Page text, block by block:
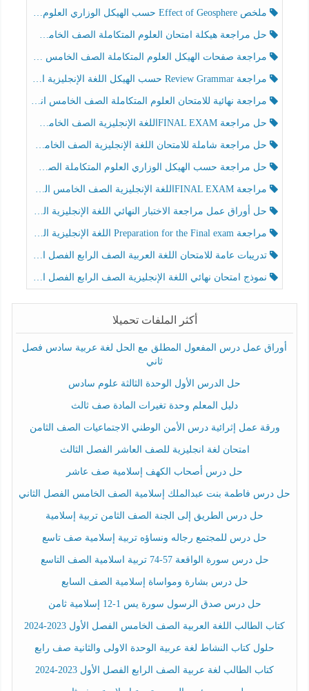
ملخص Effect of Geosphere حسب الهيكل الوزاري العلوم المتكاملة الصف الخامس انسبير الفصل الثالث
حل مراجعة هيكلة امتحان العلوم المتكاملة الصف الخامس عام الفصل الثالث
مراجعة صفحات الهيكل العلوم المتكاملة الصف الخامس انسبير الفصل الثالث
مراجعة Review Grammar حسب الهيكل اللغة الإنجليزية الصف الخامس الفصل الثالث
مراجعة نهائية للامتحان العلوم المتكاملة الصف الخامس انسبير الفصل الثالث
حل مراجعة FINAL EXAMاللغة الإنجليزية الصف الخامس الفصل الثالث
حل مراجعة شاملة للامتحان اللغة الإنجليزية الصف الخامس الفصل الثالث
حل مراجعة حسب الهيكل الوزاري العلوم المتكاملة الصف الخامس عام الفصل الثالث
مراجعة FINAL EXAMاللغة الإنجليزية الصف الخامس الفصل الثالث
حل أوراق عمل مراجعة الاختبار النهائي اللغة الإنجليزية الصف الرابع الفصل الثالث
مراجعة Preparation for the Final exam اللغة الإنجليزية الصف الرابع الفصل الثالث
تدريبات عامة للامتحان اللغة العربية الصف الرابع الفصل الثالث
نموذج امتحان نهائي اللغة الإنجليزية الصف الرابع الفصل الثالث
أكثر الملفات تحميلا
أوراق عمل درس المفعول المطلق مع الحل لغة عربية سادس فصل
ثاني
حل الدرس الأول الوحدة الثالثة علوم سادس
دليل المعلم وحدة تغيرات المادة صف ثالث
ورقة عمل إثرائية درس الأمن الوطني الاجتماعيات الصف الثامن
امتحان لغة انجليزية للصف العاشر الفصل الثالث
حل درس أصحاب الكهف إسلامية صف عاشر
حل درس فاطمة بنت عبدالملك إسلامية الصف الخامس الفصل الثاني
حل درس الطريق إلى الجنة الصف الثامن تربية إسلامية
حل درس للمجتمع رجاله ونساؤه تربية إسلامية صف تاسع
حل درس سورة الواقعة 57-74 تربية اسلامية الصف التاسع
حل درس بشارة ومواساة إسلامية الصف السابع
حل درس صدق الرسول سورة يس 1-12 إسلامية ثامن
كتاب الطالب اللغة العربية الصف الخامس الفصل الأول 2023-2024
حلول كتاب النشاط لغة عربية الوحدة الاولى والثانية صف رابع
كتاب الطالب لغة عربية الصف الرابع الفصل الأول 2023-2024